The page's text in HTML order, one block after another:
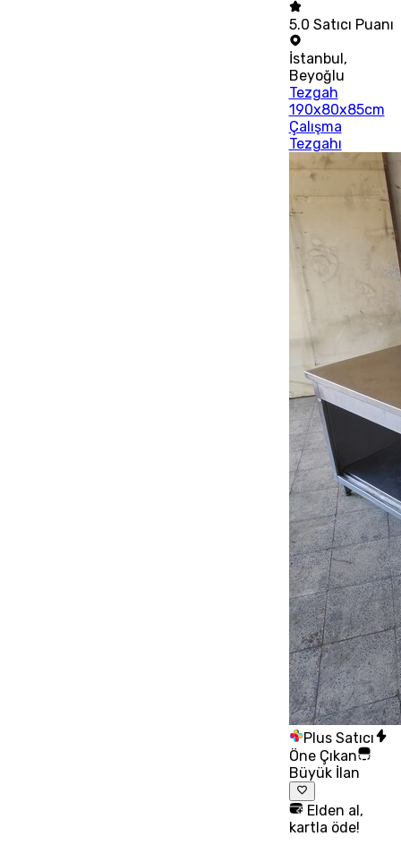
5.0 Satıcı Puanı
İstanbul,
Beyoğlu
Tezgah
190x80x85cm
Çalışma
Tezgahı
Plus Satıcı
Öne Çıkan
Büyük İlan
Elden al,
kartla öde!